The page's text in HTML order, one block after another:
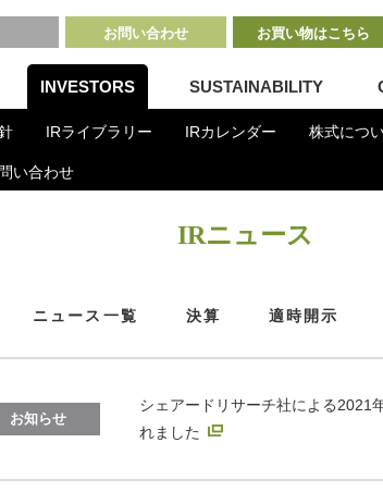
お問い合わせ お買い物はこちら
INVESTORS
IRライブラリー IRカレンダー 株式につ
い合わせ
SUSTAINABILITY
IRニュース
ニュース一覧 決算 適時開示
お知らせ
シェアードリサーチ社による2021
れました